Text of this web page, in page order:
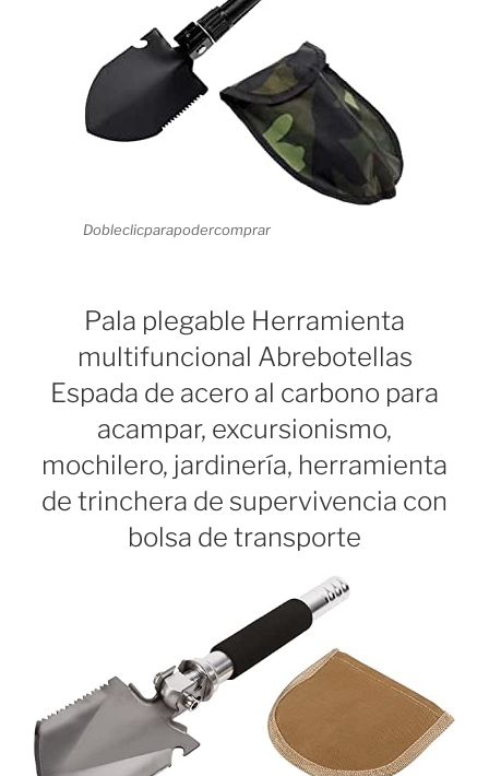
Dobleclicparapodercomprar
Pala plegable Herramienta
multifuncional Abrebotellas
Espada de acero al carbono para
acampar, excursionismo,
mochilero, jardinería, herramienta
de trinchera de supervivencia con
bolsa de transporte